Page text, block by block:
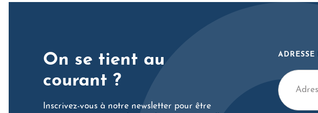
On se tient au
courant ?
Inscrivez-vous à notre newsletter pour être